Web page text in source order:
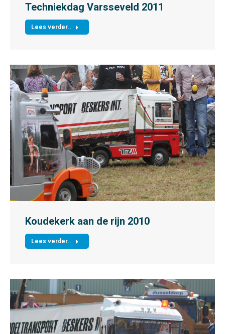
Techniekdag Varsseveld 2011
Lees verder..
Koudekerk aan de rijn 2010
Lees verder..